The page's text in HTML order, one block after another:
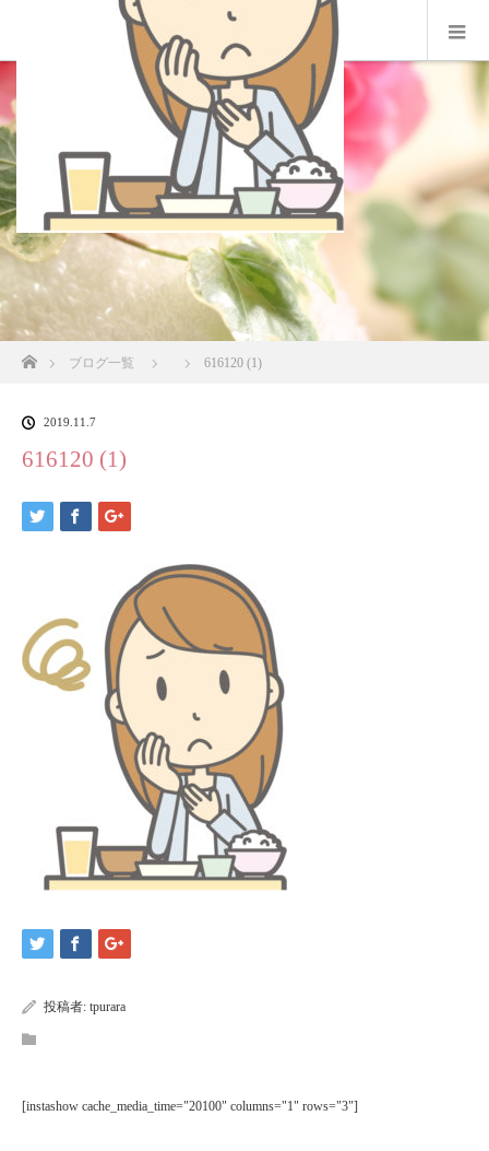
ホームブログ一覧 616120 (1)
2019.11.7
616120 (1)
投稿者: tpurara
[instashow cache_media_time="20100" columns="1" rows="3"]